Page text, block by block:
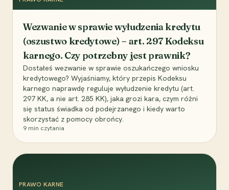
Wezwanie w sprawie wyłudzenia kredytu
(oszustwo kredytowe) – art. 297 Kodeksu
karnego. Czy potrzebny jest prawnik?
Dostałeś wezwanie w sprawie oszukańczego wniosku
kredytowego? Wyjaśniamy, który przepis Kodeksu
karnego naprawdę reguluje wyłudzenie kredytu (art.
297 KK, a nie art. 285 KK), jaka grozi kara, czym różni
się status świadka od podejrzanego i kiedy warto
skorzystać z pomocy obrońcy.
9 min czytania
PRAWO KARNE